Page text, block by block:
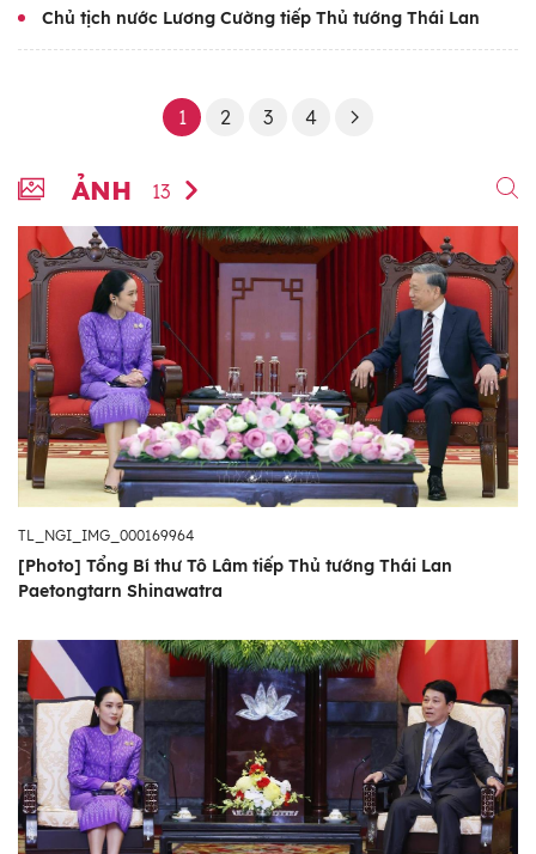
Chủ tịch nước Lương Cường tiếp Thủ tướng Thái Lan
1 2 3 4
ẢNH 13
TL_NGI_IMG_000169964
[Photo] Tổng Bí thư Tô Lâm tiếp Thủ tướng Thái Lan
Paetongtarn Shinawatra